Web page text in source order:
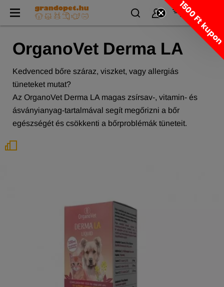
OrganoVet Derma LA
Kedvenced bőre száraz, viszket, vagy allergiás
tüneteket mutat?
Az OrganoVet Derma LA magas zsírsav-, vitamin- és
ásványianyag-tartalmával segít megőrizni a bőr
egészségét és csökkenti a bőrproblémák tüneteit.
1500 Ft